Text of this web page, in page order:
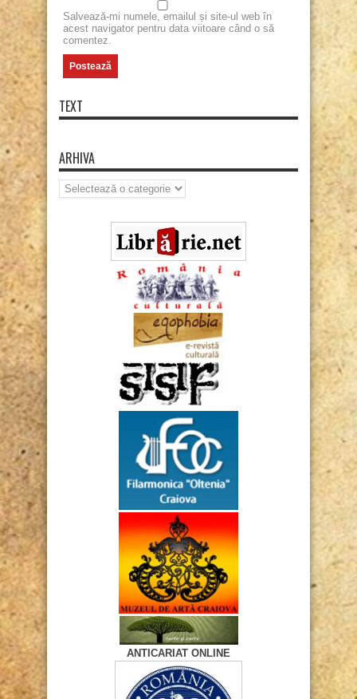
Salvează-mi numele, emailul și site-ul web în
acest navigator pentru data viitoare când o să
comentez.
TEXT
ARHIVA
Arhiva
ANTICARIAT ONLINE